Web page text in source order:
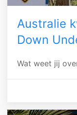
Australie
Down
Wat weet jij